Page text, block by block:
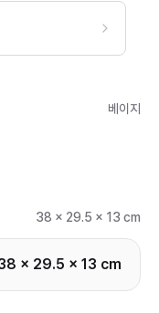
베이지
38 x 29.5 x 13 cm
x 29.5 x 13 cm